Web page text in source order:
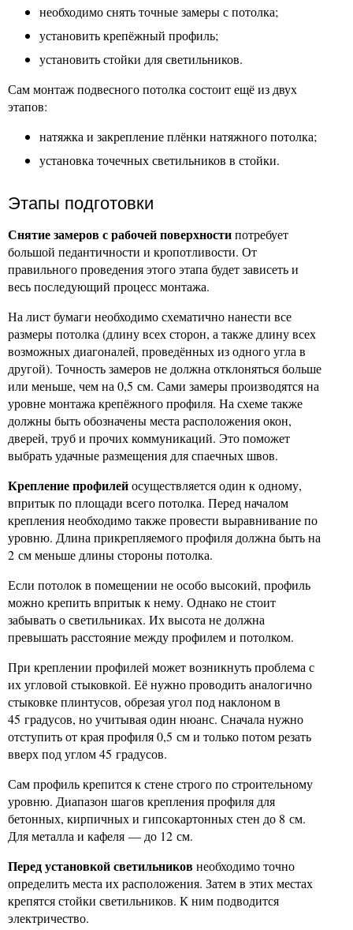
необходимо снять точные замеры с потолка;
установить крепёжный профиль;
установить стойки для светильников.
Сам монтаж подвесного потолка состоит ещё из двух
этапов:
натяжка и закрепление плёнки натяжного потолка;
установка точечных светильников в стойки.
Этапы подготовки
Снятие замеров с рабочей поверхностипотребует
большой педантичности и кропотливости. От
правильного проведения этого этапа будет зависеть и
весь последующий процесс монтажа.
На лист бумаги необходимо схематично нанести все
размеры потолка (длину всех сторон, а также длину всех
возможных диагоналей, проведённых из одного угла в
другой). Точность замеров не должна отклоняться больше
или меньше, чем на 0,5 см. Сами замеры производятся на
уровне монтажа крепёжного профиля. На схеме также
должны быть обозначены места расположения окон,
дверей, труб и прочих коммуникаций. Это поможет
выбрать удачные размещения для спаечных швов.
Крепление профилейосуществляется один к одному,
впритык по площади всего потолка. Перед началом
крепления необходимо также провести выравнивание по
уровню. Длина прикрепляемого профиля должна быть на
2 см меньше длины стороны потолка.
Если потолок в помещении не особо высокий, профиль
можно крепить впритык к нему. Однако не стоит
забывать о светильниках. Их высота не должна
превышать расстояние между профилем и потолком.
При креплении профилей может возникнуть проблема с
их угловой стыковкой. Её нужно проводить аналогично
стыковке плинтусов, обрезая угол под наклоном в
45 градусов, но учитывая один нюанс. Сначала нужно
отступить от края профиля 0,5 см и только потом резать
вверх под углом 45 градусов.
Сам профиль крепится к стене строго по строительному
уровню. Диапазон шагов крепления профиля для
бетонных, кирпичных и гипсокартонных стен до 8 см.
Для металла и кафеля — до 12 см.
Перед установкой светильниковнеобходимо точно
определить места их расположения. Затем в этих местах
крепятся стойки светильников. К ним подводится
электричество.